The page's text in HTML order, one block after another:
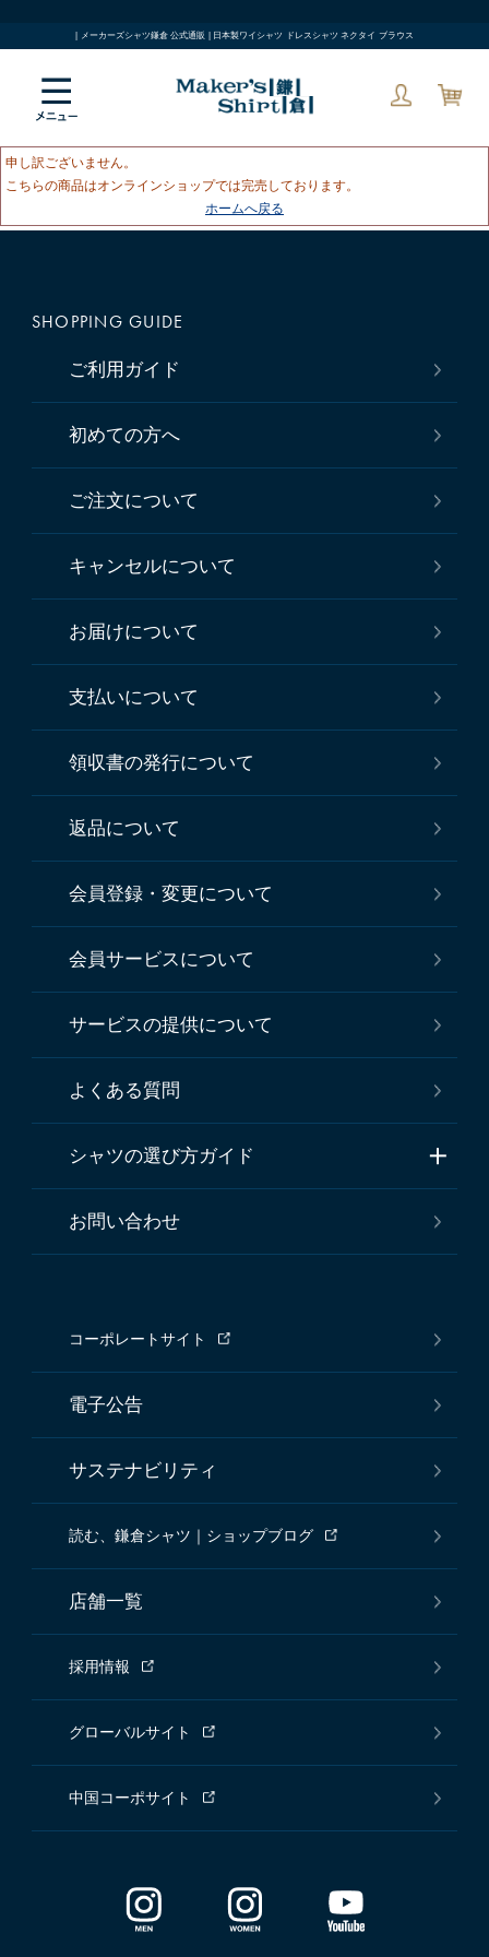
| メーカーズシャツ鎌倉 公式通販 | 日本製ワイシャツ ドレスシャツ ネクタイ ブラウス
申し訳ございません。
こちらの商品はオンラインショップでは完売しております。
ホームへ戻る
SHOPPING GUIDE
ご利用ガイド
初めての方へ
ご注文について
キャンセルについて
お届けについて
支払いについて
領収書の発行について
返品について
会員登録・変更について
会員サービスについて
サービスの提供について
よくある質問
シャツの選び方ガイド
お問い合わせ
コーポレートサイト
電子公告
サステナビリティ
読む、鎌倉シャツ｜ショップブログ
店舗一覧
採用情報
グローバルサイト
中国コーポサイト